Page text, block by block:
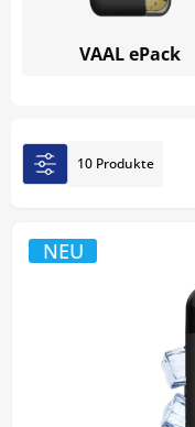
und passende Pods
Zigarette bequem
VAAL ePack
10 Produkte
NEU